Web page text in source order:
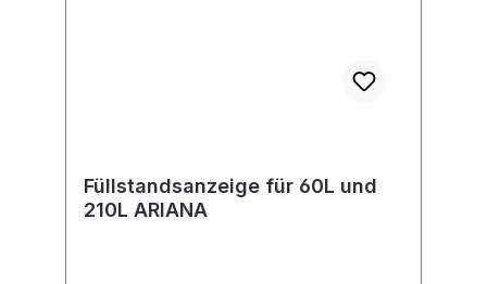
Füllstandsanzeige für 60L und
210L ARIANA